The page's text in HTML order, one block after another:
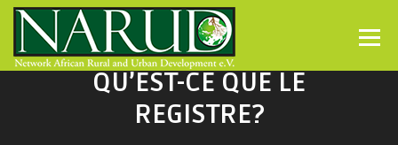
Direkt zum Inhalt
Menü
QU’EST-CE QUE LE
REGISTRE?